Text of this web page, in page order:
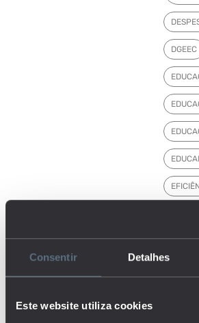
Consentir Detalhes
Este website utiliza cookies
DGEEC